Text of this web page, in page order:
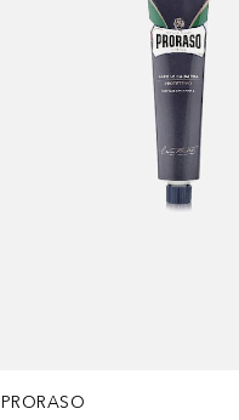
PRORASO